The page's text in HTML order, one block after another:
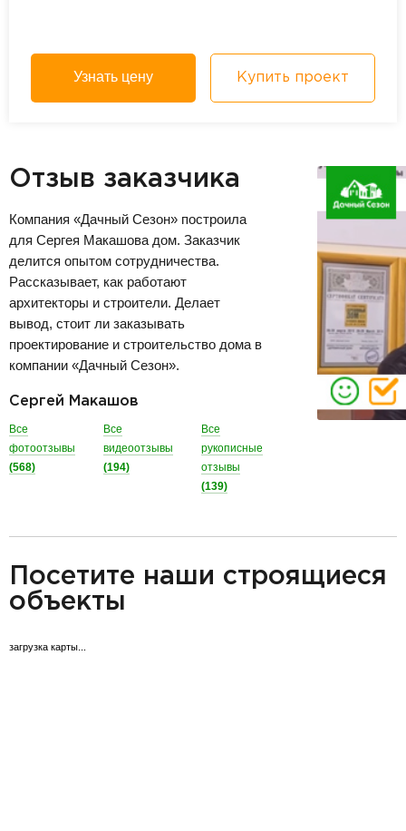
Узнать цену Купить проект
Отзыв заказчика
Компания «Дачный Сезон» построила
для Сергея Макашова дом. Заказчик
делится опытом сотрудничества.
Рассказывает, как работают
архитекторы и строители. Делает
вывод, стоит ли заказывать
проектирование и строительство дома в
компании «Дачный Сезон».
Сергей Макашов
Все
фотоотзывы
(568)
Все
видеоотзывы
(194)
Все
рукописные
отзывы
(139)
Посетите наши строящиеся
объекты
загрузка карты...